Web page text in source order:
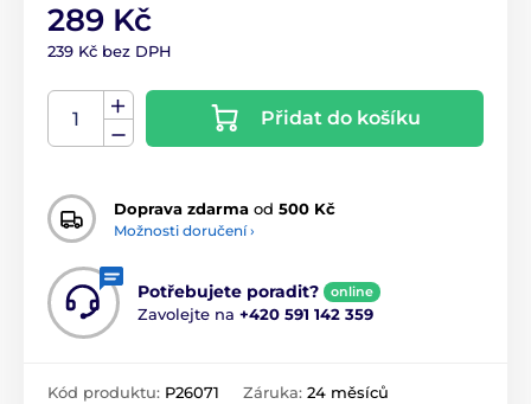
289 Kč
239 Kč bez DPH
Přidat do košíku
Doprava zdarma od 500 Kč
Možnosti doručení ›
Potřebujete poradit? online
Zavolejte na +420 591 142 359
Kód produktu: P26071 Záruka: 24 měsíců